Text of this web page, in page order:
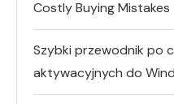
Costly Buying Mistakes
Szybki przewodnik po
aktywacyjnych do